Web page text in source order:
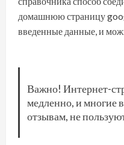
домашнюю страницу
введенные данные, и
Важно! Интернет-
медленно, и многие
отзывам, не